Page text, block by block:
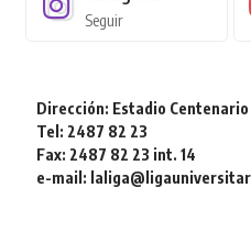
Seguir
Dirección: Estadio
Tel: 2487 82 23
Fax: 2487 82 23 int. 14
e-mail: